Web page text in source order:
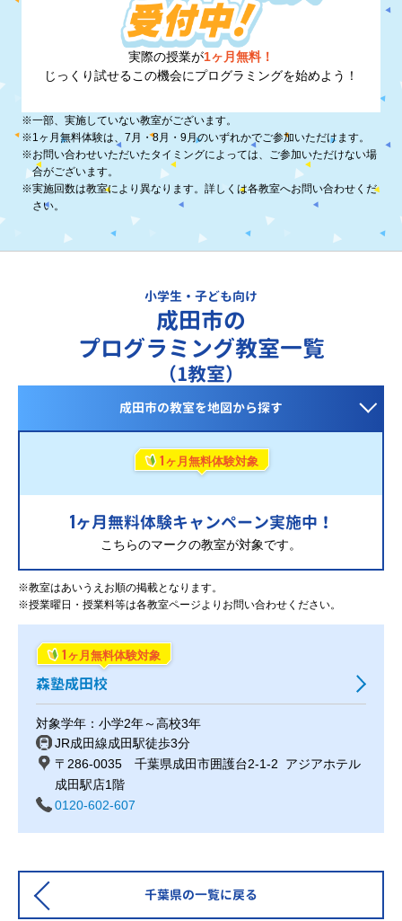
実際の授業が1ヶ月無料！
じっくり試せるこの機会にプログラミングを始めよう！
※一部、実施していない教室がございます。
※1ヶ月無料体験は、7月・8月・9月のいずれかでご参加いただけます。
※お問い合わせいただいたタイミングによっては、ご参加いただけない場
合がございます。
※実施回数は教室により異なります。詳しくは各教室へお問い合わせくだ
さい。
小学生・子ども向け
成田市の
プログラミング教室一覧
（1教室）
成田市の教室を地図から探す
1 ヶ月無料体験対象
1ヶ月無料体験キャンペーン実施中！
こちらのマークの教室が対象です。
※教室はあいうえお順の掲載となります。
※授業曜日・授業料等は各教室ページよりお問い合わせください。
1 ヶ月無料体験対象
森塾成田校
対象学年：小学2年～高校3年
JR成田線成田駅徒歩3分
〒286-0035 千葉県成田市囲護台2-1-2 アジアホテル
成田駅店1階
0120-602-607
千葉県の一覧に戻る